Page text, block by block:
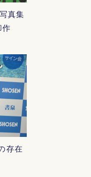
真集
作
存在